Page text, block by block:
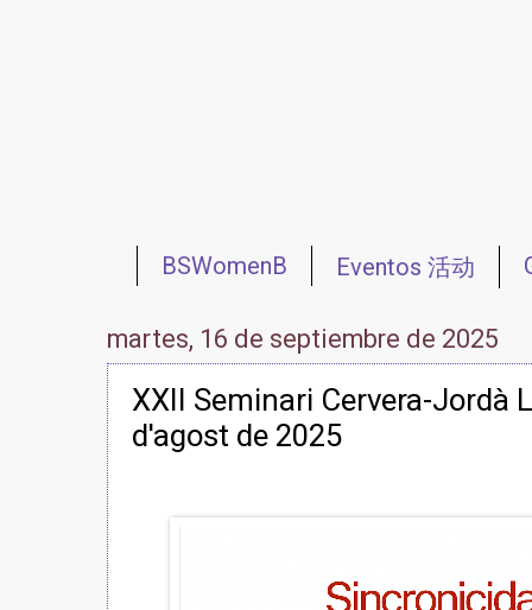
BSWomenB Eventos 活动
martes, 16 de septiembre de 2025
XXII Seminari Cervera-Jordà
d'agost de 2025